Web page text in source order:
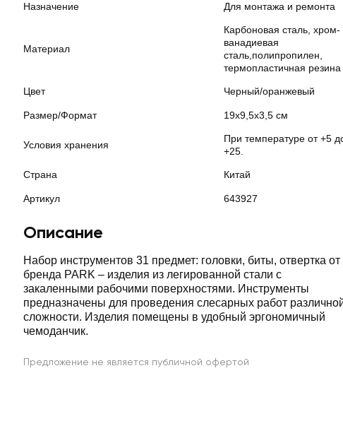
Назначение Для монтажа и ремонта
Материал
Карбоновая сталь, хром-
ванадиевая
сталь,полипропилен,
термопластичная резина
Цвет Черный/оранжевый
Размер/Формат 19х9,5х3,5 см
Условия хранения
При температуре от +5
+25.
Страна Китай
Артикул 643927
Описание
Набор инструментов 31 предмет: головки, биты, отвертка от
бренда PARK – изделия из легированной стали с
закаленными рабочими поверхностями. Инструменты
предназначены для проведения слесарных работ
сложности. Изделия помещены в удобный эргономичный
чемоданчик.
Предложение не является публичной офертой